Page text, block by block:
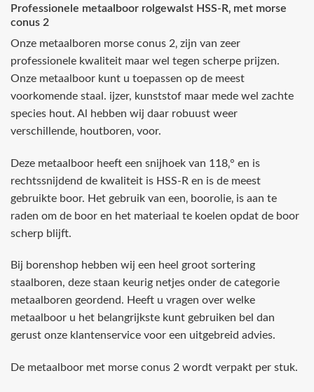
Professionele metaalboor rolgewalst HSS-R‚ met morse
conus 2
Onze metaalboren morse conus 2‚ zijn van zeer
professionele kwaliteit maar wel tegen scherpe prijzen.
Onze metaalboor kunt u toepassen op de meest
voorkomende staal. ijzer, kunststof maar mede wel zachte
species hout. Al hebben wij daar robuust weer
verschillende‚ houtboren‚ voor.
Deze metaalboor heeft een snijhoek van 118‚° en is
rechtssnijdend de kwaliteit is HSS-R en is de meest
gebruikte boor. Het gebruik van een‚ boorolie‚ is aan te
raden om de boor en het materiaal te koelen opdat de boor
scherp blijft.
Bij borenshop hebben wij een heel groot sortering
staalboren, deze staan keurig netjes onder de categorie
metaalboren geordend. Heeft u vragen over welke
metaalboor u het belangrijkste kunt gebruiken bel dan
gerust onze klantenservice voor een uitgebreid advies.
De metaalboor met morse conus 2 wordt verpakt per stuk.